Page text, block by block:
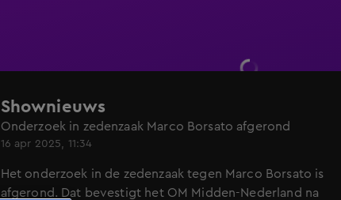
Shownieuws
Onderzoek in zedenzaak Marco Borsato afgerond
16 apr 2025, 11:34
Het onderzoek in de zedenzaak tegen Marco Borsato is
afgerond. Dat bevestigt het OM Midden-Nederland na